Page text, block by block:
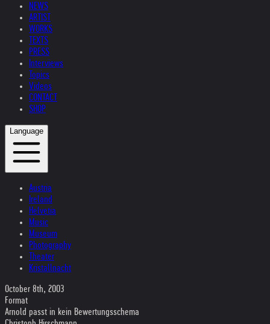
NEWS
ARTIST
WORKS
TEXTS
PRESS
Interviews
Topics
Videos
CONTACT
SHOP
Language
Austria
Ireland
Helvetia
Music
Museum
Photography
Theater
Kristallnacht
October 8th, 2003
Format
Arnold passt in kein Bewertungsschema